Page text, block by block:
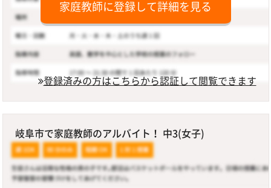
家庭教師に登録して詳細を見る
登録済みの方はこちらから認証して閲覧できます
岐阜市で家庭教師のアルバイト！ 中3(女子)